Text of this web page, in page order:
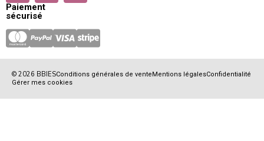
Paiement
sécurisé
© 2026 BBIESConditions générales de venteMentions légalesConfidentialité
Gérer mes cookies